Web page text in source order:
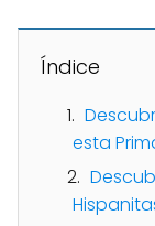
Índice
esta